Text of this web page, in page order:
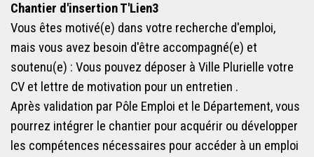
Chantier d'insertion T'Lien3
Vous êtes motivé(e) dans votre recherche d'emploi,
mais vous avez besoin d'être accompagné(e) et
soutenu(e) : Vous pouvez déposer à Ville Plurielle votre
CV et lettre de motivation pour un entretien .
Après validation par Pôle Emploi et le Département, vous
pourrez intégrer le chantier pour acquérir ou développer
les compétences nécessaires pour accéder à un emploi